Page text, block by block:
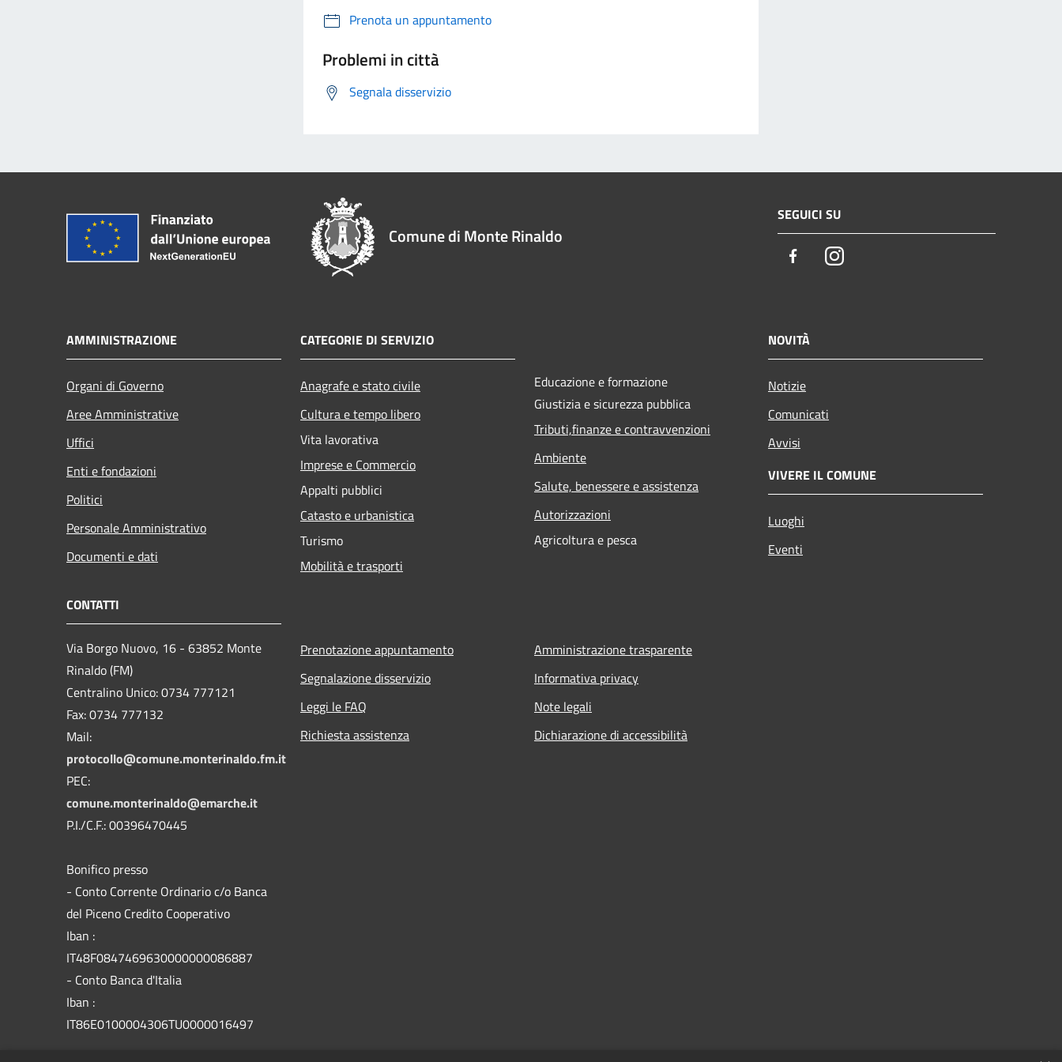
Prenota un appuntamento
Problemi in città
Segnala disservizio
Comune di Monte Rinaldo
SEGUICI SU
FacebookInstagram
AMMINISTRAZIONE
Organi di Governo
Aree Amministrative
Uffici
Enti e fondazioni
Politici
Personale Amministrativo
Documenti e dati
CATEGORIE DI SERVIZIO
Anagrafe e stato civile
Cultura e tempo libero
Vita lavorativa
Imprese e Commercio
Appalti pubblici
Catasto e urbanistica
Turismo
Mobilità e trasporti
Educazione e formazione
Giustizia e sicurezza pubblica
Tributi,finanze e contravvenzioni
Ambiente
Salute, benessere e assistenza
Autorizzazioni
Agricoltura e pesca
NOVITÀ
Notizie
Comunicati
Avvisi
VIVERE IL COMUNE
Luoghi
Eventi
CONTATTI
Via Borgo Nuovo, 16 - 63852 Monte
Rinaldo (FM)
Centralino Unico: 0734 777121
Fax: 0734 777132
Mail:
protocollo@comune.monterinaldo.fm.it
PEC:
comune.monterinaldo@emarche.it
P.I./C.F.: 00396470445
Bonifico presso
​- Conto Corrente Ordinario c/o Banca
del Piceno Credito Cooperativo
Iban :
IT48F0847469630000000086887
- Conto Banca d'Italia
Iban :
IT86E0100004306TU0000016497
Prenotazione appuntamento
Segnalazione disservizio
Leggi le FAQ
Richiesta assistenza
Amministrazione trasparente
Informativa privacy
Note legali
Dichiarazione di accessibilità